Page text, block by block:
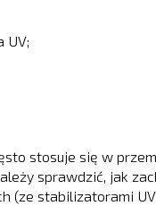
UV;
stosuje się w
sprawdzić, jak
(ze stabilizatorami